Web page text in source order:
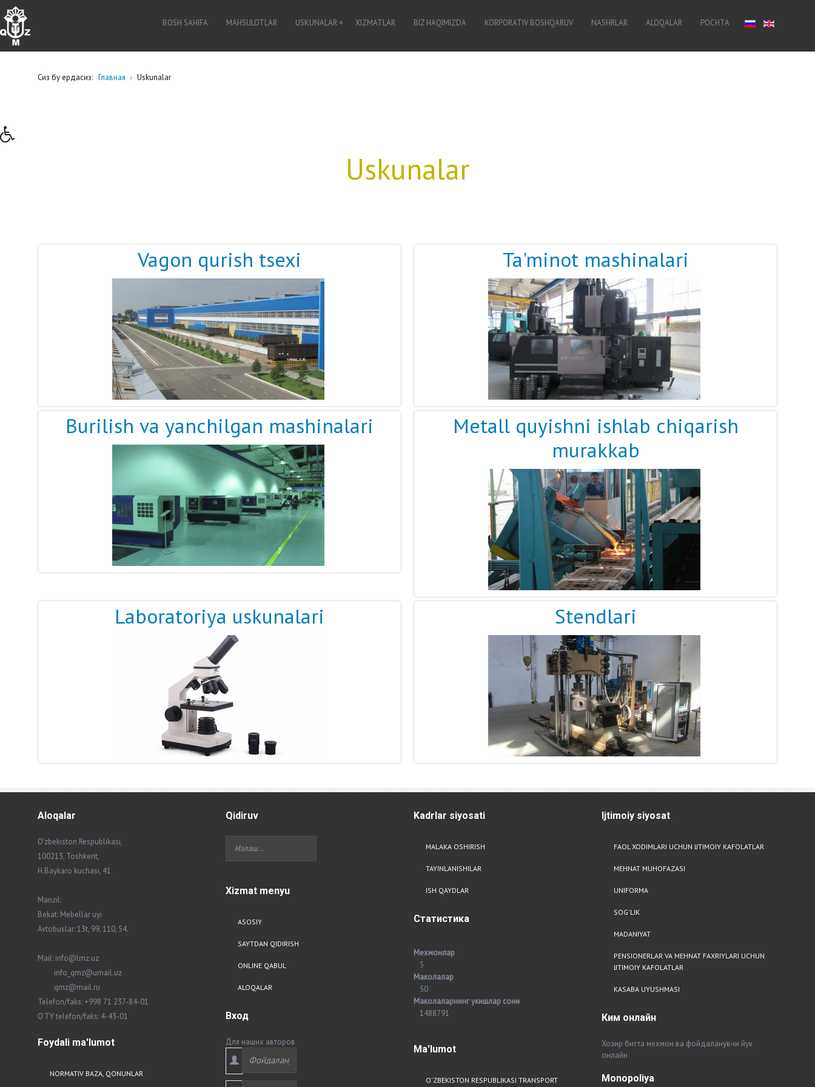
BOSH SAHIFA MAHSULOTLAR USKUNALAR XIZMATLAR BIZ HAQIMIZDA KORPORATIV BOSHQARUV NASHRLAR ALOQALAR POCHTA
Сиз бу ердасиз: Главная Uskunalar
Uskunalar
Vagon qurish tsexi Ta'minot mashinalari
Burilish va yanchilgan mashinalari
Metall quyishni ishlab chiqarish
murakkab
Laboratoriya uskunalari Stendlari
Aloqalar
O'zbekiston Respublikasi,
100213, Toshkent,
H.Baykaro kuchasi, 41
Manzil:
Bekat: Mebellar uyi
Avtobuslar: 13t, 99, 110, 54.
Mail: info@lmz.uz
info_qmz@umail.uz
qmz@mail.ru
Telefon/faks: +998 71 237-84-01
O'TY telefon/faks: 4-43-01
Foydali ma'lumot
NORMATIV BAZA, QONUNLAR
Qidiruv
Xizmat menyu
ASOSIY
SAYTDAN QIDIRISH
ONLINE QABUL
ALOQALAR
Вход
Для наших авторов
Kadrlar siyosati
MALAKA OSHIRISH
TAYINLANISHILAR
ISH QAYDLAR
Статистика
Мехмонлар
5
Маколалар
50
Маколаларнинг укишлар сони
1488791
Ma'lumot
O'ZBEKISTON RESPUBLIKASI TRANSPORT
Ijtimoiy siyosat
FAOL XODIMLARI UCHUN IJTIMOIY KAFOLATLAR
MEHNAT MUHOFAZASI
UNIFORMA
SOG'LIK
MADANIYAT
PENSIONERLAR VA MEHNAT FAXRIYLARI UCHUN
IJTIMOIY KAFOLATLAR
KASABA UYUSHMASI
Ким онлайн
Хозир битта мехмон ва фойдаланувчи йук
онлайн
Monopoliya